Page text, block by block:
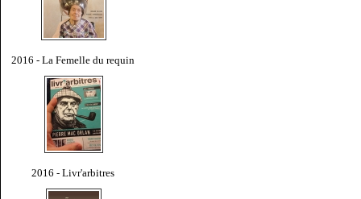
2016 - La Femelle du requin
2016 - Livr'arbitres